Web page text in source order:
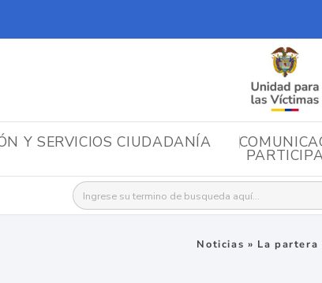
Y SERVICIOS CIUDADANÍA
Buscar:
Noticias » La partera